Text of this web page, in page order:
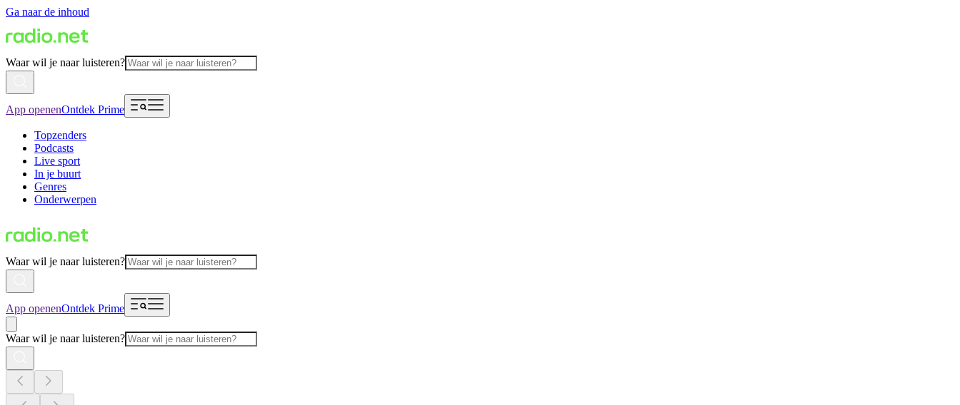
Ga naar de inhoud
Waar wil je naar luisteren?
App openenOntdek Prime
Topzenders
Podcasts
Live sport
In je buurt
Genres
Onderwerpen
Waar wil je naar luisteren?
App openenOntdek Prime
Waar wil je naar luisteren?